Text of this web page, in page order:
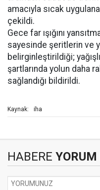
amacıyla sıcak
çekildi.
Gece far ışığını
sayesinde şeritlerin ve
belirginleştirildiği;
şartlarında yolun daha
sağlandığı bildirildi.
Kaynak: iha
HABERE